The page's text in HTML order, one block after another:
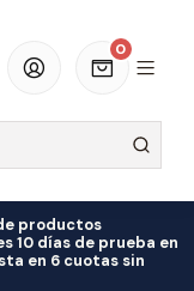
0
productos
10 días de prueba en
en 6 cuotas sin